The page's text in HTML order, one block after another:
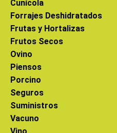
Cunícola
Forrajes Deshidratados
Frutas y Hortalizas
Frutos Secos
Ovino
Piensos
Porcino
Seguros
Suministros
Vacuno